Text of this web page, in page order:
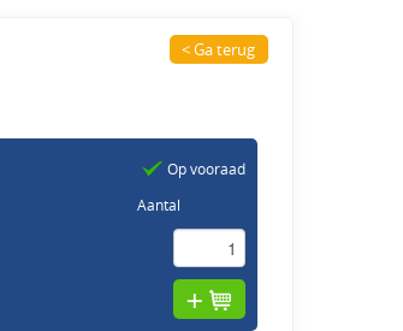
< Ga terug
Op vooraad
Aantal